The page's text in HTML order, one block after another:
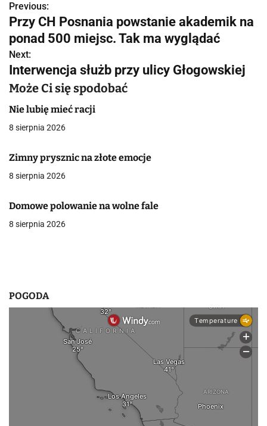
N
a
w
i
a
w
u
Previous:
Przy CH Posnania powstanie akademik na
ponad 500 miejsc. Tak ma wyglądać
Next:
Interwencja służb przy ulicy Głogowskiej
Może Ci się spodobać
Nie lubię mieć racji
8 sierpnia 2026
Zimny prysznic na złote emocje
8 sierpnia 2026
Domowe polowanie na wolne fale
8 sierpnia 2026
POGODA